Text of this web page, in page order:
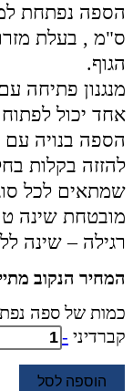
ס"מ , בעלת
הגוף.
מנגנון פתיחה
אחד יכול
הספה בנויה עם
להזזה בקלות
שמתאים לכל
מובטחת שינה
רגילה – שינה
המחיר הנקוב
כמות של ספה
קברדיני -
הוספה לסל